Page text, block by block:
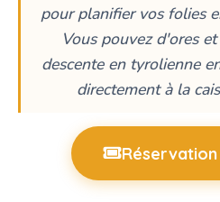
pour planifier vos folies
Vous pouvez d'ores
descente en tyrolienne
directement à la